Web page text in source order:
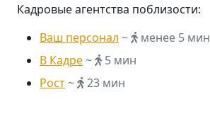
Кадровые агентства поблизости:
Ваш персонал ~
менее 5 мин
В Кадре~
5 мин
Рост~ 23 мин